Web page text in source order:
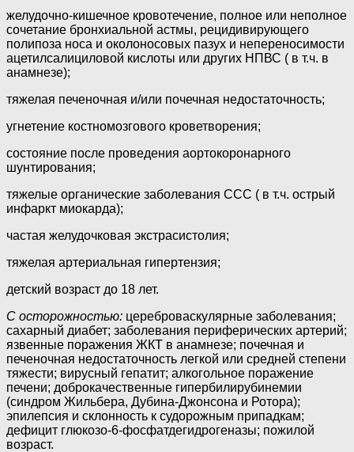
желудочно-кишечное кровотечение, полное или неполное
сочетание бронхиальной астмы, рецидивирующего
полипоза носа и околоносовых пазух и непереносимости
ацетилсалициловой кислоты или других НПВС ( в т.ч. в
анамнезе);
тяжелая печеночная и/или почечная недостаточность;
угнетение костномозгового кроветворения;
состояние после проведения аортокоронарного
шунтирования;
тяжелые органические заболевания ССС ( в т.ч. острый
инфаркт миокарда);
частая желудочковая экстрасистолия;
тяжелая артериальная гипертензия;
детский возраст до 18 лет.
С осторожностью: цереброваскулярные заболевания;
сахарный диабет; заболевания периферических артерий;
язвенные поражения ЖКТ в анамнезе; почечная и
печеночная недостаточность легкой или средней степени
тяжести; вирусный гепатит; алкогольное поражение
печени; доброкачественные гипербилирубинемии
(синдром Жильбера, Дубина-Джонсона и Ротора);
эпилепсия и склонность к судорожным припадкам;
дефицит глюкозо-6-фосфатдегидрогеназы; пожилой
возраст.